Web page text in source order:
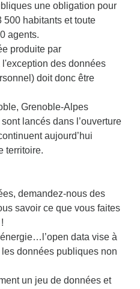
une obligation pour
500 habitants et toute
agents.
produite par
des données
doit donc être
Grenoble-Alpes
lancés dans l’ouverture
aujourd’hui
territoire.
demandez-nous des
savoir ce que vous faites
data vise à
données publiques non
un jeu de données et